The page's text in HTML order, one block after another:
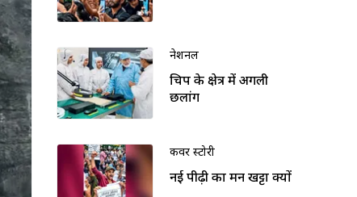
नेशनल
चिप के क्षेत्र में अगली
छलांग
कवर स्टोरी
नई पीढ़ी का मन खट्टा क्यों